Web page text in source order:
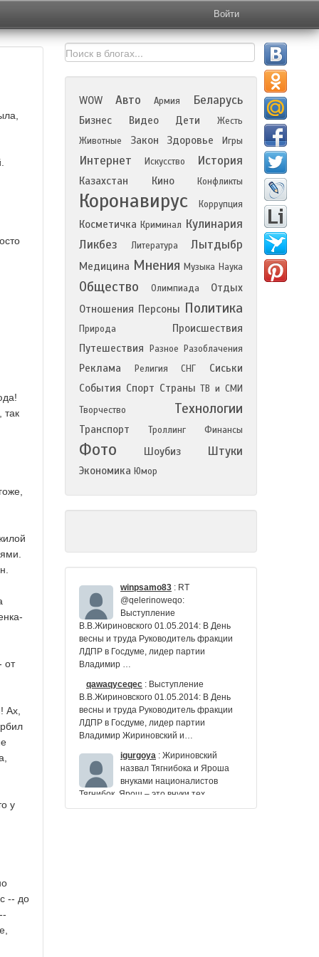
Войти
так
от
Ах,
у
-- до
WOW Авто Армия Беларусь
Бизнес Видео Дети
Жесть
Животные
Закон Здоровье Игры
Интернет Искусство История
Казахстан Кино Конфликты
Коронавирус Коррупция
Косметичка Криминал Кулинария
Ликбез
Литература Лытдыбр
Медицина Мнения Музыка Наука
Общество Олимпиада
Отдых
Отношения Персоны Политика
Природа
Происшествия
Путешествия
Разное Разоблачения
Реклама Религия СНГ
Сиськи
События Спорт Страны ТВ и СМИ
Творчество
Технологии
Транспорт Троллинг Финансы
Фото Шоубиз Штуки
Экономика Юмор
winpsamo83 : RT
@qelerinoweqo:
Выступление
В.В.Жириновского 01.05.2014: В День
весны и труда Руководитель фракции
ЛДПР в Госдуме, лидер партии
Владимир …
qawaqyceqec : Выступление
В.В.Жириновского 01.05.2014: В День
весны и труда Руководитель фракции
ЛДПР в Госдуме, лидер партии
Владимир Жириновский и…
igurgoya : Жириновский
назвал Тягнибока и Яроша
внуками националистов
Тягнибок, Ярош – это внуки тех
украинских националистов, которые